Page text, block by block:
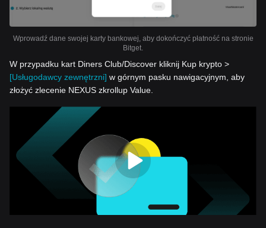
Wprowadź dane swojej karty bankowej, aby dokończyć płatność na stronie
Bitget.
W przypadku kart Diners Club/Discover kliknij Kup krypto >
[Usługodawcy zewnętrzni] w górnym pasku nawigacyjnym, aby
złożyć zlecenie NEXUS zkrollup Value.